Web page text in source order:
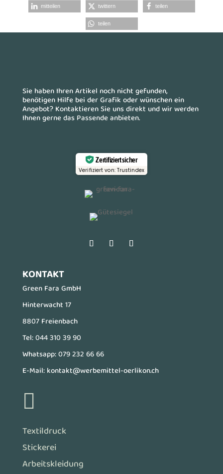
mitteilen twittern teilen
teilen
Sie haben Ihren Artikel noch nicht gefunden,
benötigen Hilfe bei der Grafik oder wünschen ein
Angebot? Kontaktieren Sie uns direkt und wir werden
Ihnen gerne das Passende anbieten.
Zertifiziert sicher
Verifiziert von: Trustindex
KONTAKT
Green Fara GmbH
Hinterwacht 17
8807 Freienbach
Tel:044 310 39 90
Whatsapp:079 232 66 66
E-Mail:kontakt@werbemittel-oerlikon.ch

Textildruck
Stickerei
Arbeitskleidung